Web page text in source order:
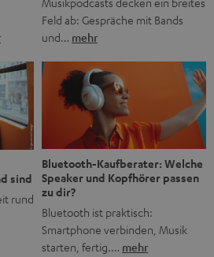
Feld ab: Gespräche mit Bands
und… mehr
sind
rund
Bluetooth-Kaufberater: Welche
Speaker und Kopfhörer passen
zu dir?
Bluetooth ist praktisch:
Smartphone verbinden, Musik
starten, fertig.… mehr